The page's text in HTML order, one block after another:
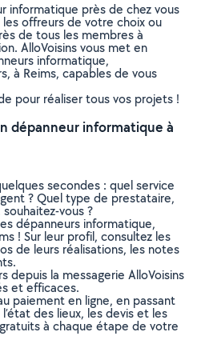
informatique près de chez vous
offreurs de votre choix ou
de tous les membres à
AlloVoisins vous met en
informatique,
à Reims, capables de vous
pour réaliser tous vos projets !
dépanneur informatique à
secondes : quel service
? Quel type de prestataire,
vous ?
dépanneurs informatique,
! Sur leur profil, consultez les
de leurs réalisations, les notes
depuis la messagerie AlloVoisins
et efficaces.
paiement en ligne, en passant
des lieux, les devis et les
à chaque étape de votre